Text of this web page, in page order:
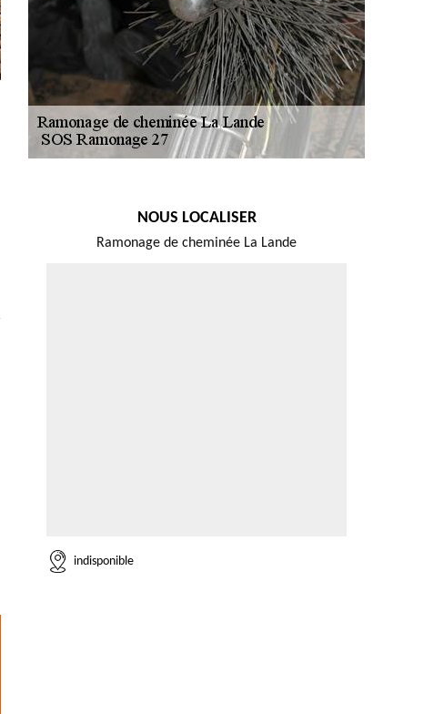
NOUS LOCALISER
Ramonage de cheminée La Lande
indisponible